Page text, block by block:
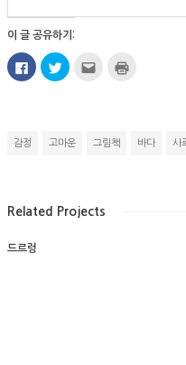
이 글 공유하기:
페
이
하
려
세
요.
에
트
위
기
(새
림)
편
으
(새
창
서
열
감정 고마운 그림책 바다 사
Related Projects
드르렁